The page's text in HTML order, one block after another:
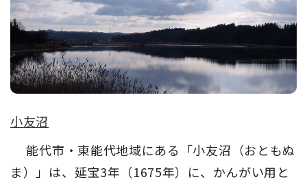
小友沼
能代市・東能代地域にある「小友沼（おともぬ
ま）」は、延宝3年（1675年）に、かんがい用と